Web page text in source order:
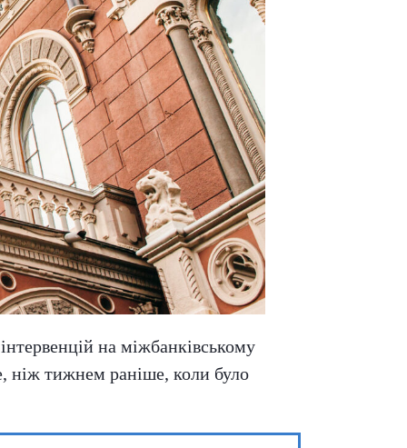
на міжбанківському
ніж тижнем раніше, коли було